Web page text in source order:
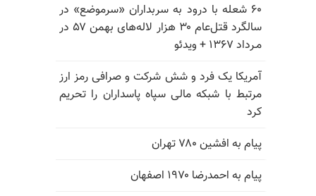
۶۰ شعله با درود به سربداران «سرموضع» در
سالگرد قتل‌عام ۳۰ هزار لاله‌های بهمن ۵۷ در
مـرداد ۱۳۶۷ + ویدئو
آمریکا یک فرد و شش شرکت و صرافی رمز ارز
مرتبط با شبکه مالی سپاه پاسداران را تحریم
کرد
پیام به افشین ۷۸۰ تهران
پیام به احمدرضا ۱۹۷۰ اصفهان